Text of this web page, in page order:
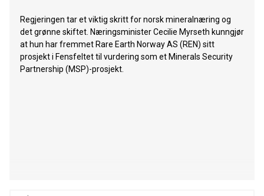
Regjeringen tar et viktig skritt for norsk mineralnæring og
det grønne skiftet. Næringsminister Cecilie Myrseth kunngjør
at hun har fremmet Rare Earth Norway AS (REN) sitt
prosjekt i Fensfeltet til vurdering som et Minerals Security
Partnership (MSP)-prosjekt.